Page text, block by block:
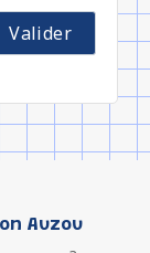
Auzou